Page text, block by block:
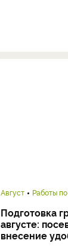
Август Работы
Подготовка
августе:
внесение